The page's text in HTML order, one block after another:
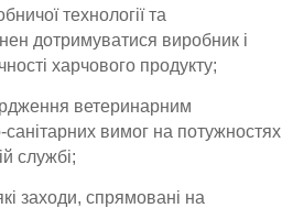
технології та
дотримуватися виробник і
харчового продукту;
ветеринарним
вимог на потужностях
службі;
заходи, спрямовані на